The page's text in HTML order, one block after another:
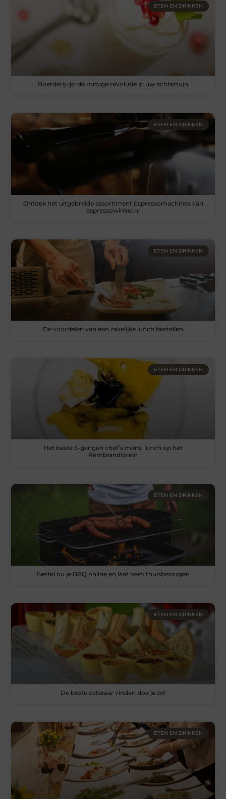
ETEN EN DRINKEN
Boerderij-ijs: de romige revolutie in uw achtertuin
ETEN EN DRINKEN
Ontdek het uitgebreide assortiment Espressomachines van
espressowinkel.nl
ETEN EN DRINKEN
De voordelen van een zakelijke lunch bestellen
ETEN EN DRINKEN
Het beste 5-gangen chef’s menu lunch op het
Rembrandtplein
ETEN EN DRINKEN
Bestel nu je BBQ online en laat hem thuisbezorgen
ETEN EN DRINKEN
De beste cateraar vinden doe je zo!
ETEN EN DRINKEN